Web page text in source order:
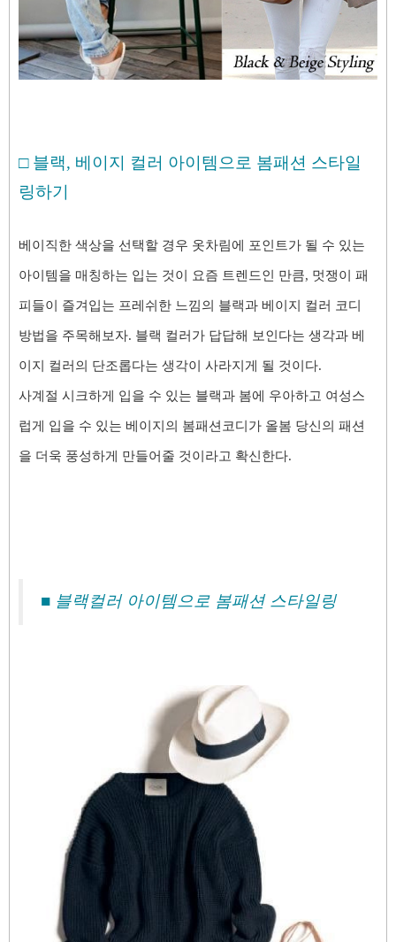
□ 블랙, 베이지 컬러 아이템으로 봄패션 스타일
링하기
베이직한 색상을 선택할 경우 옷차림에 포인트가 될 수 있는
아이템을 매칭하는 입는 것이 요즘 트렌드인 만큼, 멋쟁이 패
피들이 즐겨입는 프레쉬한 느낌의 블랙과 베이지 컬러 코디
방법을 주목해보자. 블랙 컬러가 답답해 보인다는 생각과 베
이지 컬러의 단조롭다는 생각이 사라지게 될 것이다.
사계절 시크하게 입을 수 있는 블랙과 봄에 우아하고 여성스
럽게 입을 수 있는 베이지의 봄패션코디가 올봄 당신의 패션
을 더욱 풍성하게 만들어줄 것이라고 확신한다.
■ 블랙컬러 아이템으로 봄패션 스타일링